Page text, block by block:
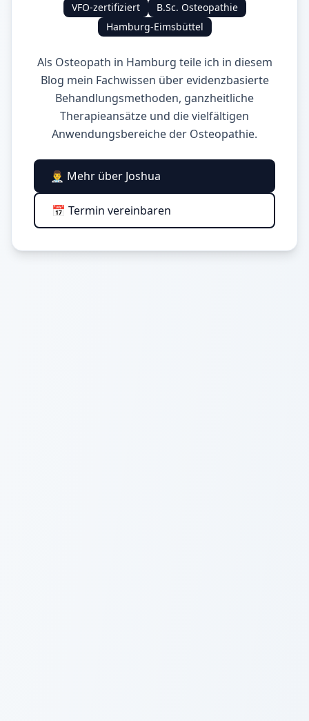
VFO-zertifiziert
B.Sc. Osteopathie
Hamburg-Eimsbüttel
Als Osteopath in Hamburg teile ich in diesem
Blog mein Fachwissen über evidenzbasierte
Behandlungsmethoden, ganzheitliche
Therapieansätze und die vielfältigen
Anwendungsbereiche der Osteopathie.
👨‍⚕️ Mehr über Joshua
📅 Termin vereinbaren